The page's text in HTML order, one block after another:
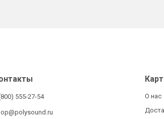
555-27-54
О нас